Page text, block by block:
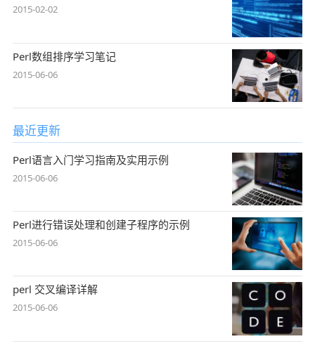
2015-02-02
Perl数组排序学习笔记
2015-06-06
最近更新
Perl语言入门学习指南及实用示例
2015-06-06
Perl进行错误处理和创建子程序的示例
2015-06-06
perl 交叉编译详解
2015-06-06